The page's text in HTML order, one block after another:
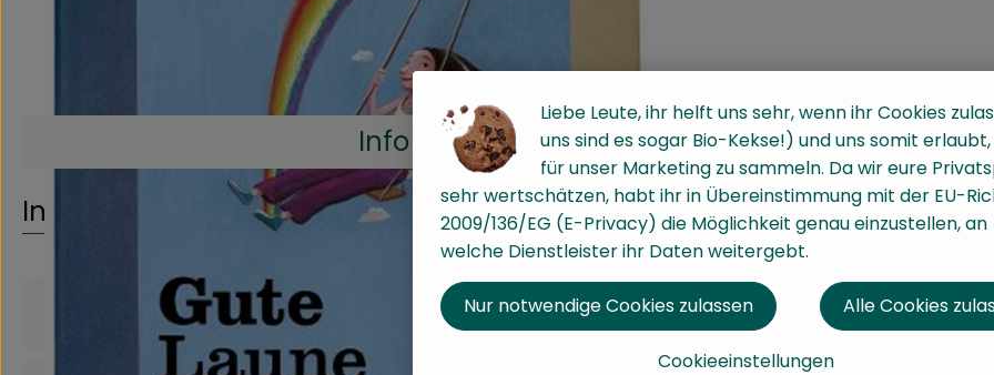
Info
Info
Produktinformationen
Liebe Leute, ihr helft uns sehr, wenn ihr Cookies
uns sind es sogar Bio-Kekse!) und uns somit
für unser Marketing zu sammeln. Da wir eure
sehr wertschätzen, habt ihr in Übereinstimmung mit der EU-
2009/136/EG (E-Privacy) die Möglichkeit genau einzustellen, an
welche Dienstleister ihr Daten weitergebt.
Cookieeinstellungen
Nur notwendige Cookies zulassen Alle Cookies